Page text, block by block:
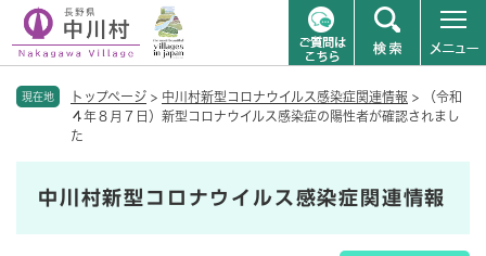
現在地 トップページ > 中川村新型コロナウイルス感染症関連情報 >
（令和
４年８月７日）新型コロナウイルス感染症の陽性者が確認されまし
た
中川村新型コロナウイルス感染症関連情報